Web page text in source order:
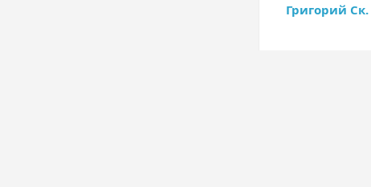
Григорий Ск.